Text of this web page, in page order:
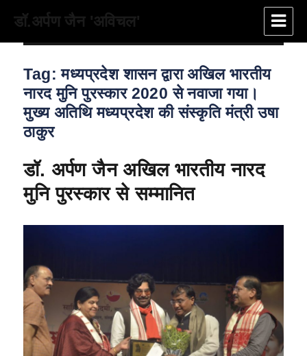
डॉ.अर्पण जैन 'अविचल'
Tag:मध्यप्रदेश शासन द्वारा अखिल भारतीय
नारद मुनि पुरस्कार 2020 से नवाजा गया।
मुख्य अतिथि मध्यप्रदेश की संस्कृति मंत्री उषा
ठाकुर
डॉ. अर्पण जैन अखिल भारतीय नारद
मुनि पुरस्कार से सम्मानित